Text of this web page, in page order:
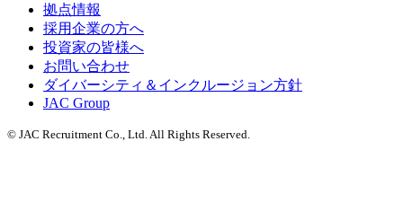
拠点情報
採用企業の方へ
投資家の皆様へ
お問い合わせ
ダイバーシティ＆インクルージョン方針
JAC Group
© JAC Recruitment Co., Ltd. All Rights Reserved.